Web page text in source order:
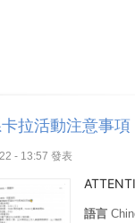
拉活動注意事項
- 13:57 發表
語言